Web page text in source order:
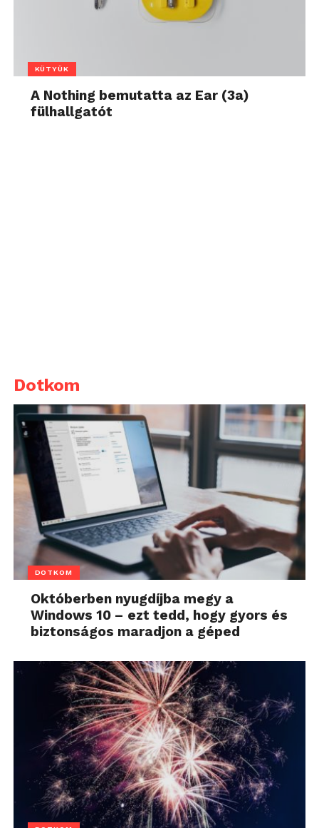
KÜTYÜK
A Nothing bemutatta az Ear (3a)
fülhallgatót
Dotkom
DOTKOM
Októberben nyugdíjba megy a
Windows 10 – ezt tedd, hogy gyors és
biztonságos maradjon a géped